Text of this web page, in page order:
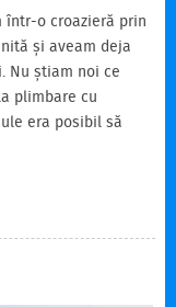
într-o croazieră prin
și aveam deja
Nu știam noi ce
plimbare cu
era posibil să
Poros.